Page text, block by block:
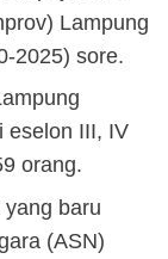
Lampung
2025) sore.
eselon III, IV
orang.
baru
(ASN)